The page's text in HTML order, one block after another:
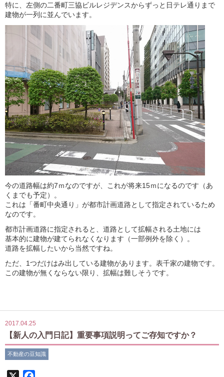
特に、左側の二番町三協ビルレジデンスからずっと日テレ通りまで
建物が一列に並んでいます。
今の道路幅は約7ｍなのですが、これが将来15ｍになるのです（あ
くまでも予定）。
これは「番町中央通り」が都市計画道路として指定されているため
なのです。
都市計画道路に指定されると、道路として拡幅される土地には
基本的に建物が建てられなくなります（一部例外を除く）。
道路を拡幅したいから当然ですね。
ただ、1つだけはみ出している建物があります。表千家の建物です。
この建物が無くならない限り、拡幅は難しそうです。
2017.04.25
【新人の入門日記】重要事項説明ってご存知ですか？
不動産の豆知識